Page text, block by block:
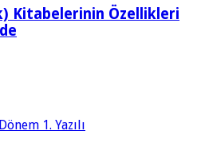
Kitabelerinin Özellikleri